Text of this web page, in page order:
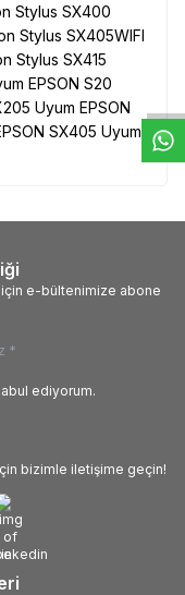
Stylus SX400
Stylus SX405WIFI
Stylus SX415
EPSON S20
Uyum EPSON
SX405 Uyum
e-bültenimize abone
ediyorum.
bizimle iletişime geçin!